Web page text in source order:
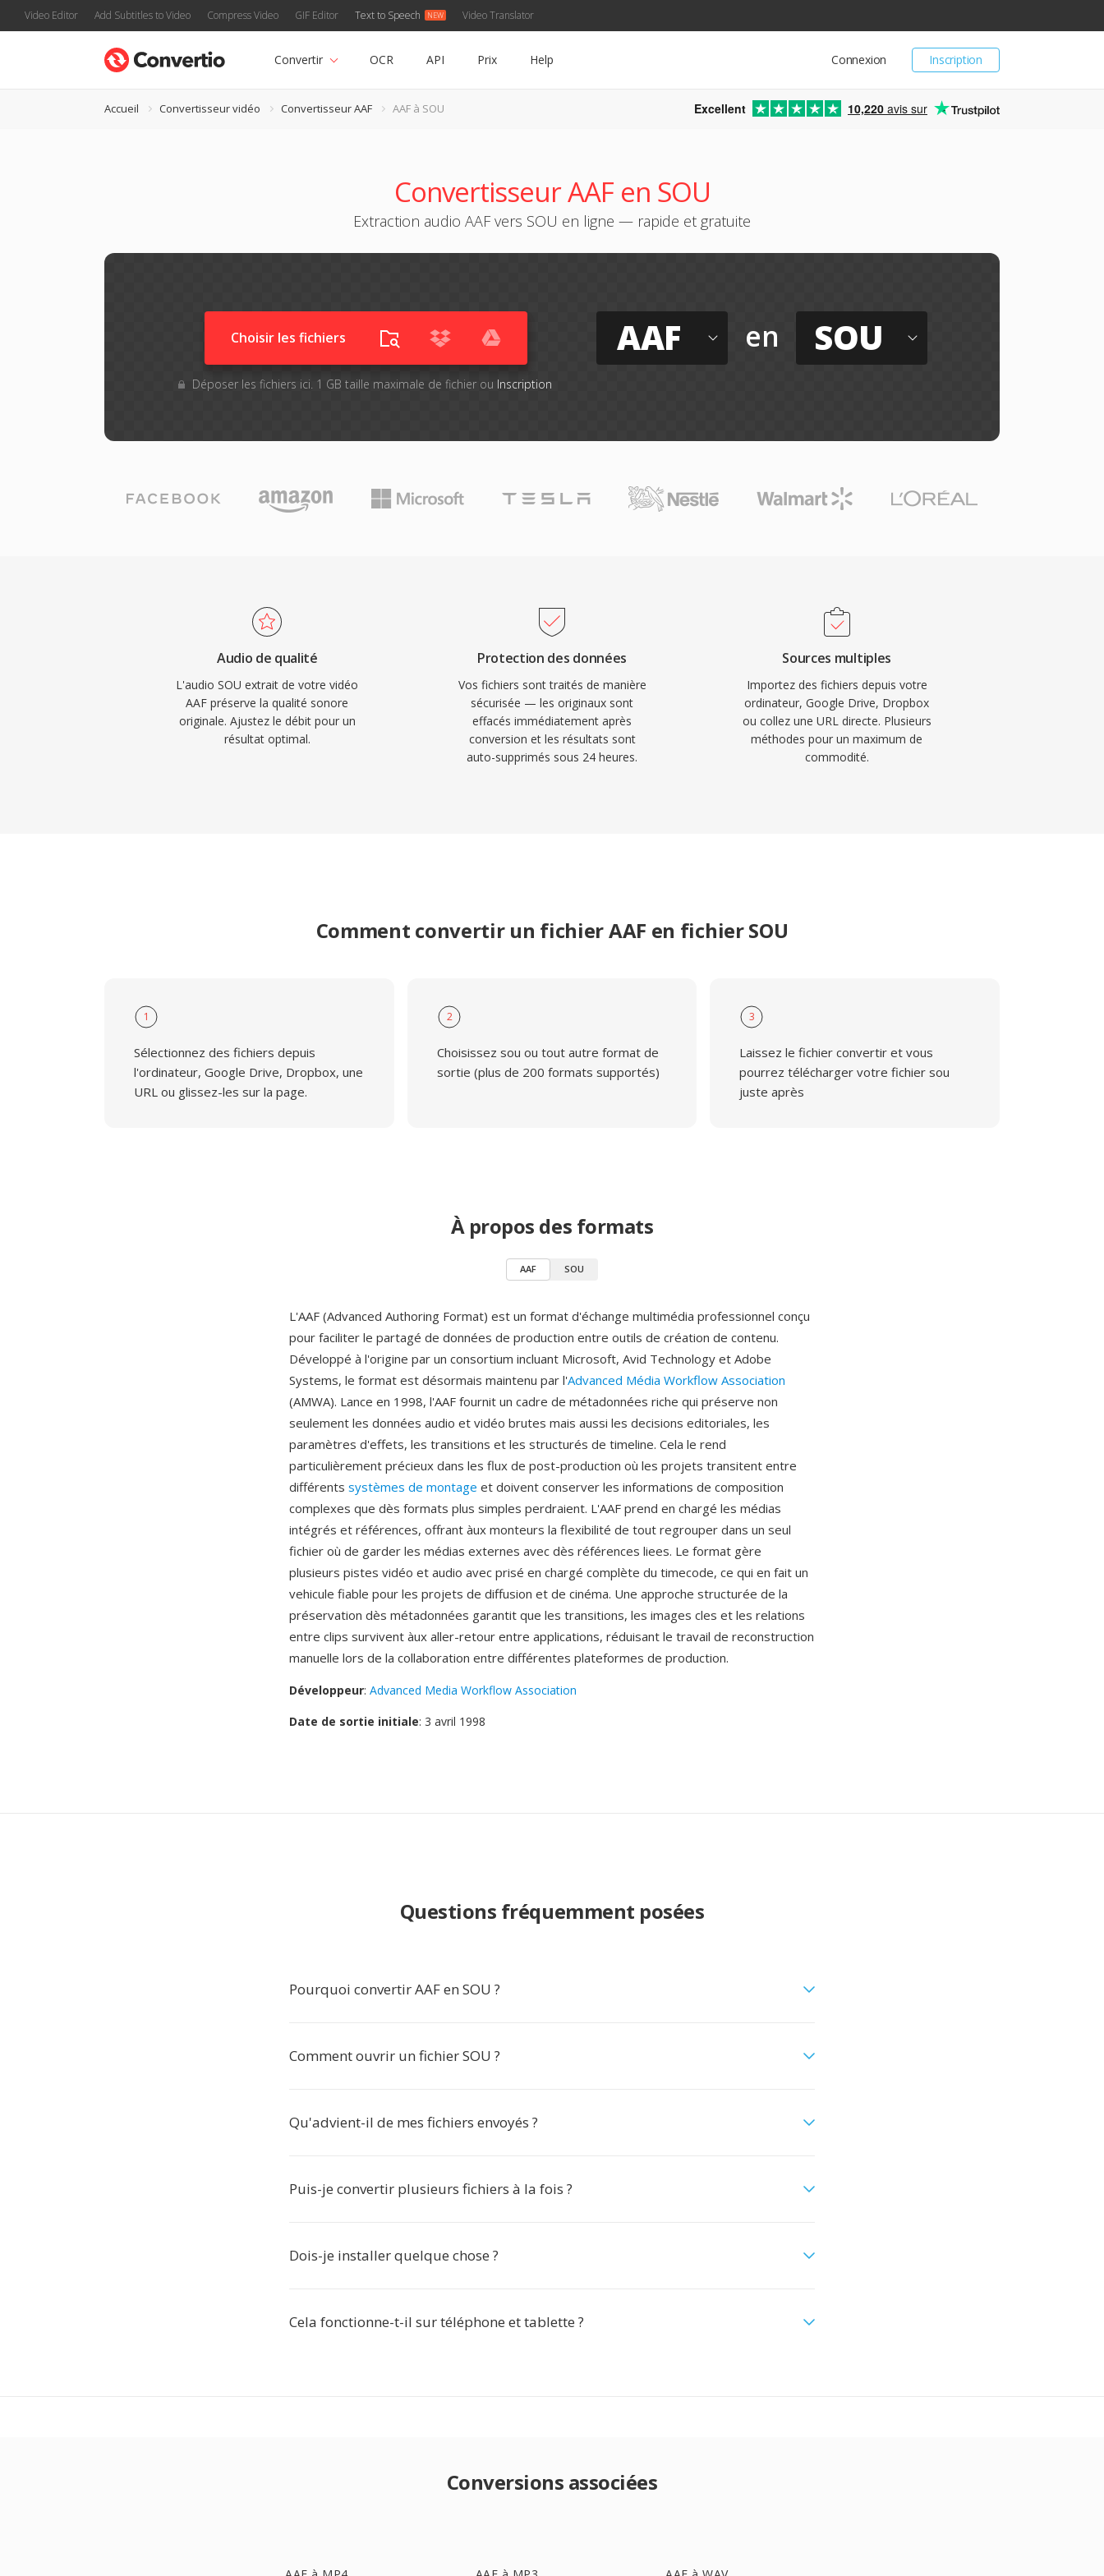
Video Editor Add Subtitles to Video Compress Video GIF Editor Text to Speech Video Translator
Inscription
Connexion
Convertir OCR API Prix Help
Accueil Convertisseur vidéo Convertisseur AAF AAF à SOU Excellent 10,220 avis sur
Convertisseur AAF en SOU
Extraction audio AAF vers SOU en ligne — rapide et gratuite
Choisir les fichiers
Déposer les fichiers ici. 1 GB taille maximale de fichier ou Inscription
AAF en SOU
Audio de qualité
L'audio SOU extrait de votre vidéo
AAF préserve la qualité sonore
originale. Ajustez le débit pour un
résultat optimal.
Protection des données
Vos fichiers sont traités de manière
sécurisée — les originaux sont
effacés immédiatement après
conversion et les résultats sont
auto-supprimés sous 24 heures.
Sources multiples
Importez des fichiers depuis votre
ordinateur, Google Drive, Dropbox
ou collez une URL directe. Plusieurs
méthodes pour un maximum de
commodité.
Comment convertir un fichier AAF en fichier SOU
1
Sélectionnez des fichiers depuis
l'ordinateur, Google Drive, Dropbox, une
URL ou glissez-les sur la page.
2
Choisissez sou ou tout autre format de
sortie (plus de 200 formats supportés)
3
Laissez le fichier convertir et vous
pourrez télécharger votre fichier sou
juste après
À propos des formats
AAF SOU
L'AAF (Advanced Authoring Format) est un format d'échange multimédia professionnel conçu
pour faciliter le partagé de données de production entre outils de création de contenu.
Développé à l'origine par un consortium incluant Microsoft, Avid Technology et Adobe
Systems, le format est désormais maintenu par l'Advanced Média Workflow Association
(AMWA). Lance en 1998, l'AAF fournit un cadre de métadonnées riche qui préserve non
seulement les données audio et vidéo brutes mais aussi les decisions editoriales, les
paramètres d'effets, les transitions et les structurés de timeline. Cela le rend
particulièrement précieux dans les flux de post-production où les projets transitent entre
différents systèmes de montage et doivent conserver les informations de composition
complexes que dès formats plus simples perdraient. L'AAF prend en chargé les médias
intégrés et références, offrant àux monteurs la flexibilité de tout regrouper dans un seul
fichier où de garder les médias externes avec dès références liees. Le format gère
plusieurs pistes vidéo et audio avec prisé en chargé complète du timecode, ce qui en fait un
vehicule fiable pour les projets de diffusion et de cinéma. Une approche structurée de la
préservation dès métadonnées garantit que les transitions, les images cles et les relations
entre clips survivent àux aller-retour entre applications, réduisant le travail de reconstruction
manuelle lors de la collaboration entre différentes plateformes de production.
Développeur: Advanced Media Workflow Association
Date de sortie initiale: 3 avril 1998
Questions fréquemment posées
Pourquoi convertir AAF en SOU ?
Comment ouvrir un fichier SOU ?
Qu'advient-il de mes fichiers envoyés ?
Puis-je convertir plusieurs fichiers à la fois ?
Dois-je installer quelque chose ?
Cela fonctionne-t-il sur téléphone et tablette ?
Conversions associées